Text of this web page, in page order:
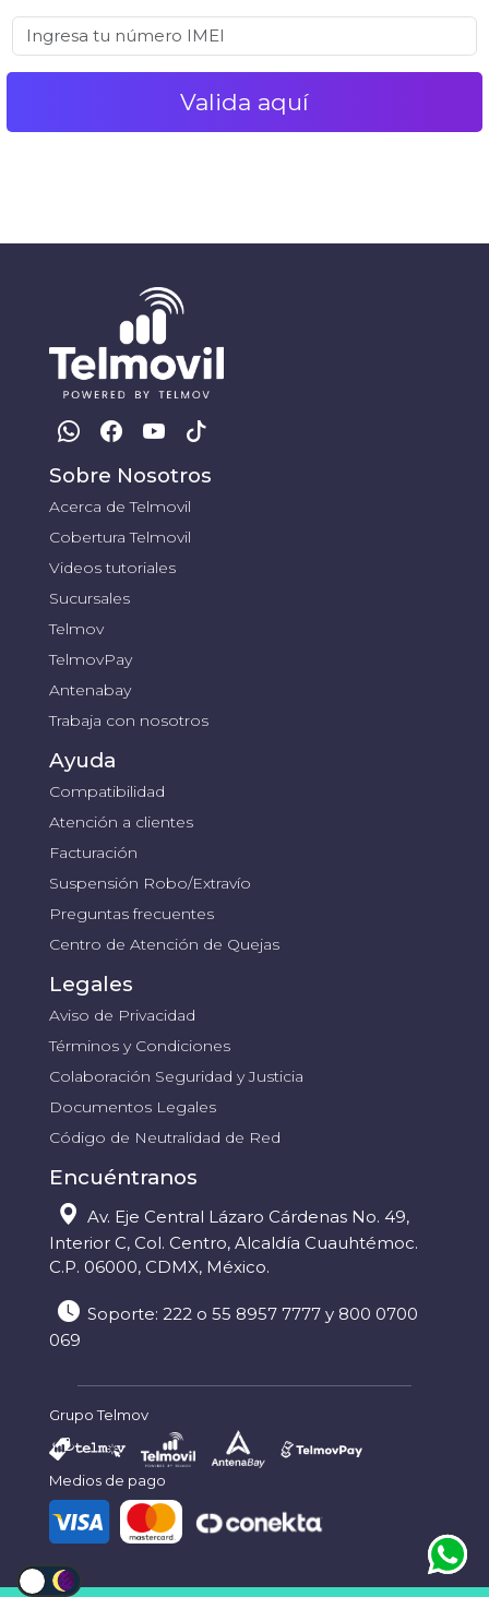
Sobre Nosotros
Acerca de Telmovil
Cobertura Telmovil
Videos tutoriales
Sucursales
Telmov
TelmovPay
Antenabay
Trabaja con nosotros
Ayuda
Compatibilidad
Atención a clientes
Facturación
Suspensión Robo/Extravío
Preguntas frecuentes
Centro de Atención de Quejas
Legales
Aviso de Privacidad
Términos y Condiciones
Colaboración Seguridad y Justicia
Documentos Legales
Código de Neutralidad de Red
Encuéntranos
Av. Eje Central Lázaro Cárdenas No. 49,
Interior C, Col. Centro, Alcaldía Cuauhtémoc.
C.P. 06000, CDMX, México.
Soporte: 222 o 55 8957 7777 y 800 0700
069
Grupo Telmov
Medios de pago